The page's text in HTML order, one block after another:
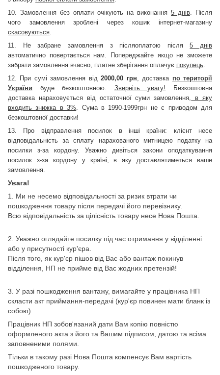
10. Замовлення без оплати очікують на виконання 5 днів . Після
чого замовлення зроблені через кошик інтернет-магазину
скасовуються
11. Не забране замовлення з післяоплатою після5 днів
автоматично повертається нам. Попереджайте якщо не зможете
забрати замовлення вчасно, платне зберігання оплачує покупець
12. При сумі замовлення від2000,00 грн , доставка по території
України буде безкоштовною. Зверніть увагу! Безкоштовна
доставка нараховується від остаточної суми замовлення,
в яку
входить знижка в 3% . Сума в 1990-1999грн не є приводом для
безкоштовної доставки!
13. Про відправлення посилок в інші країни: клієнт несе
відповідальність за сплату нарахованого митницею податку на
посилки з-за кордону. Уважно дивіться закони оподаткування
посилок з-за кордону у країні, в яку доставлятиметься ваше
замовлення.
Увага!
1. Ми не несемо відповідальності за ризик втрати чи
пошкодження товару після передачі його перевізнику.
Всю відповідальність за цілісність товару несе Нова Пошта.
2. Уважно оглядайте посилку під час отримання у відділенні
або у присутності кур'єра.
Після того, як кур'єр пішов від Вас або вантаж покинув
відділення, НП не прийме від Вас жодних претензій!
3. У разі пошкодження вантажу, вимагайте у працівника НП
скласти акт приймання-передачі (кур'єр повинен мати бланк із
собою).
Працівник НП зобов'язаний дати Вам копію повністю
оформленого акта з його та Вашим підписом, датою та всіма
заповненими полями.
Тільки в такому разі Нова Пошта компенсує Вам вартість
пошкодженого товару.